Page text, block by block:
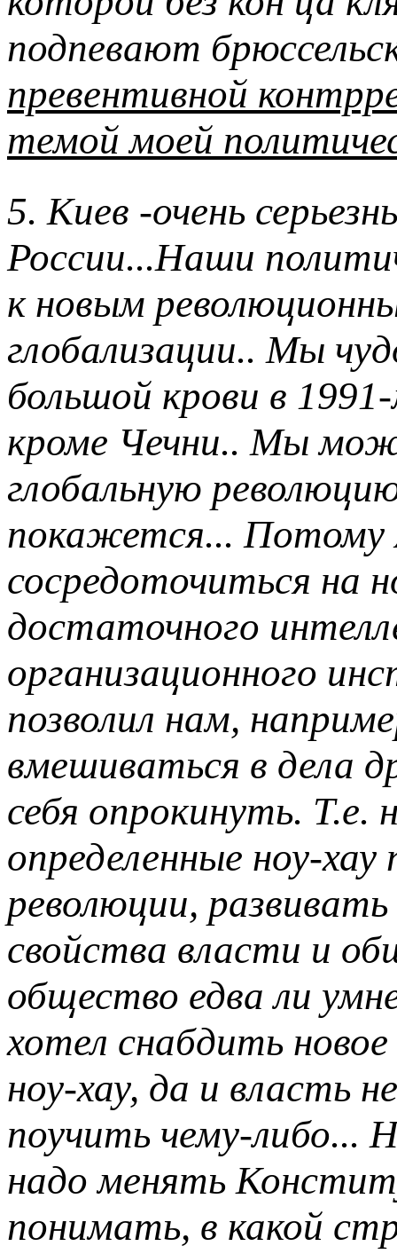
подпевают
превентивной
темой моей
5. Киев -очень
России...Наши
к новым
глобализации.. Мы
большой крови в
кроме Чечни.. Мы
глобальную
покажется... Потому
сосредоточиться на
достаточного
организационного
позволил нам,
вмешиваться в дела
себя опрокинуть. Т.е.
определенные ноу-
революции,
свойства власти и
общество едва ли
хотел снабдить
ноу-хау, да и власть
поучить чему-либо...
надо менять
понимать, в какой